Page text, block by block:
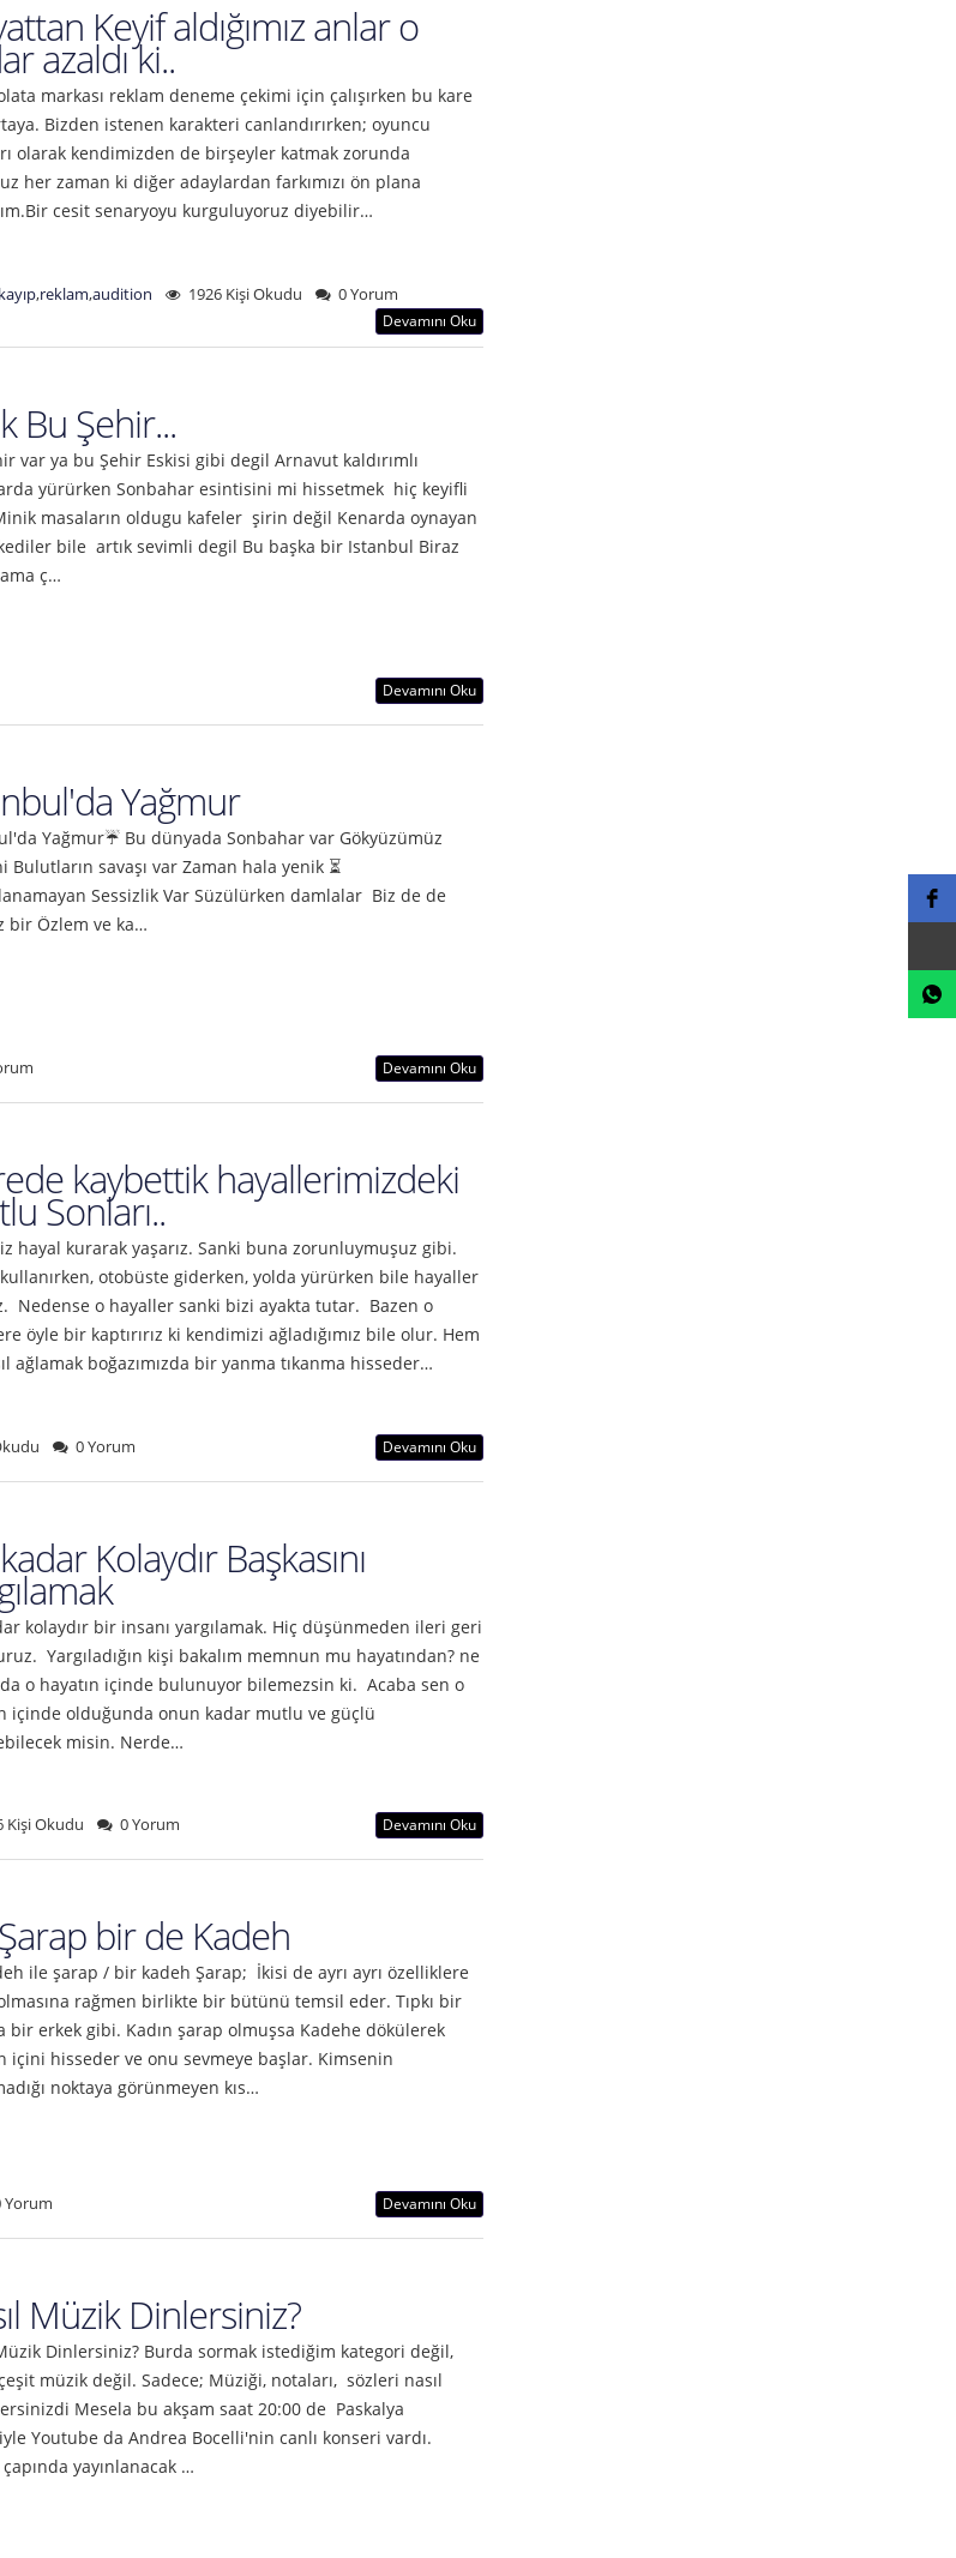
Keyif aldığımız anlar o
azaldı ki..
markası reklam deneme çekimi için çalışırken bu kare
Bizden istenen karakteri canlandırırken; oyuncu
olarak kendimizden de birşeyler katmak zorunda
her zaman ki diğer adaylardan farkımızı ön plana
cesit senaryoyu kurguluyoruz diyebilir…
kayıp,reklam,audition 1926 Kişi Okudu
0 Yorum
Devamını Oku
Bu Şehir...
var ya bu Şehir Eskisi gibi degil Arnavut kaldırımlı
yürürken Sonbahar esintisini mi hissetmek hiç keyifli
masaların oldugu kafeler şirin değil Kenarda oynayan
bile artık sevimli degil Bu başka bir Istanbul Biraz
ç…
Devamını Oku
Yağmur
Yağmur☔ Bu dünyada Sonbahar var Gökyüzümüz
Bulutların savaşı var Zaman hala yenik ⏳
Sessizlik Var Süzülürken damlalar Biz de de
bir Özlem ve ka…
Devamını Oku
kaybettik hayallerimizdeki
Sonları..
hayal kurarak yaşarız. Sanki buna zorunluymuşuz gibi.
otobüste giderken, yolda yürürken bile hayaller
Nedense o hayaller sanki bizi ayakta tutar. Bazen o
öyle bir kaptırırız ki kendimizi ağladığımız bile olur. Hem
ağlamak boğazımızda bir yanma tıkanma hisseder…
0 Yorum Devamını Oku
Kolaydır Başkasını
kolaydır bir insanı yargılamak. Hiç düşünmeden ileri geri
Yargıladığın kişi bakalım memnun mu hayatından? ne
o hayatın içinde bulunuyor bilemezsin ki. Acaba sen o
içinde olduğunda onun kadar mutlu ve güçlü
misin. Nerde…
Kişi Okudu 0 Yorum Devamını Oku
bir de Kadeh
ile şarap / bir kadeh Şarap; İkisi de ayrı ayrı özelliklere
rağmen birlikte bir bütünü temsil eder. Tıpkı bir
bir erkek gibi. Kadın şarap olmuşsa Kadehe dökülerek
içini hisseder ve onu sevmeye başlar. Kimsenin
noktaya görünmeyen kıs…
Yorum Devamını Oku
Müzik Dinlersiniz?
Dinlersiniz? Burda sormak istediğim kategori değil,
müzik değil. Sadece; Müziği, notaları, sözleri nasıl
Mesela bu akşam saat 20:00 de Paskalya
Youtube da Andrea Bocelli'nin canlı konseri vardı.
yayınlanacak …